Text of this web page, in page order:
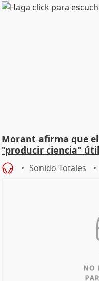
Morant afirma que
"producir ciencia"
Sonido Totales